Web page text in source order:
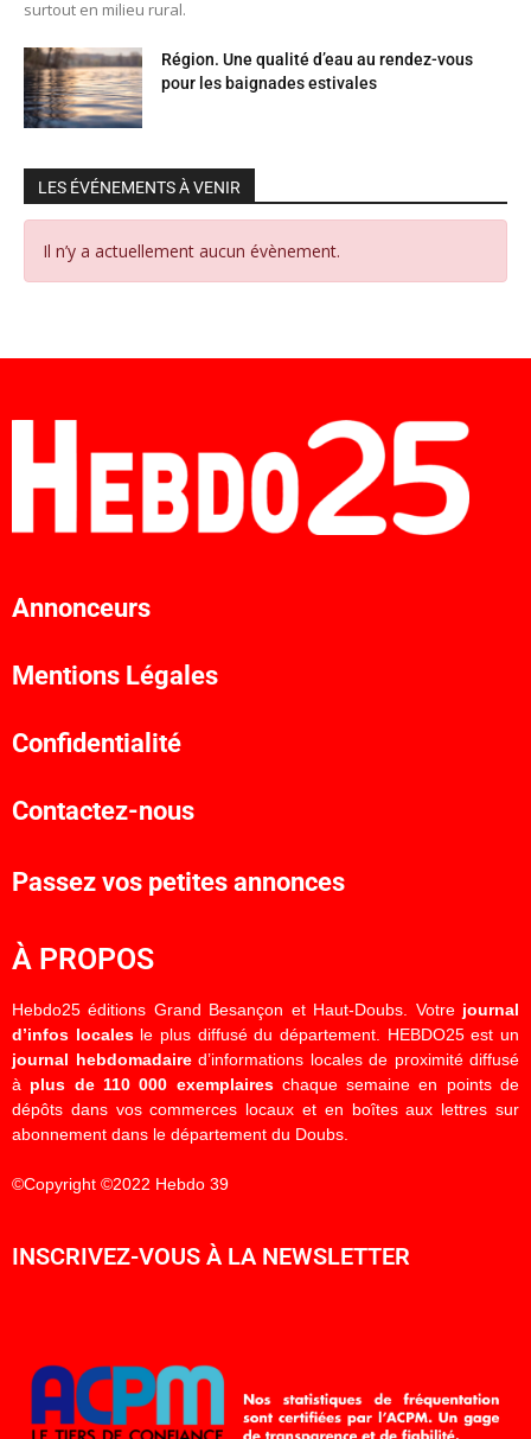
surtout en milieu rural.
Région. Une qualité d’eau au rendez-vous
pour les baignades estivales
LES ÉVÉNEMENTS À VENIR
Il n’y a actuellement aucun évènement.
Annonceurs
Mentions Légales
Confidentialité
Contactez-nous
Passez vos petites annonces
À PROPOS
Hebdo25 éditions Grand Besançon et Haut-Doubs. Votre journal
d’infos localesle plus diffusé du département. HEBDO25 est un
journal hebdomadaired’informations locales de proximité diffusé
à plus de 110 000 exemplaireschaque semaine en points de
dépôts dans vos commerces locaux et en boîtes aux lettres sur
abonnement dans le département du Doubs.
©Copyright ©2022 Hebdo 39
INSCRIVEZ-VOUS À LA NEWSLETTER